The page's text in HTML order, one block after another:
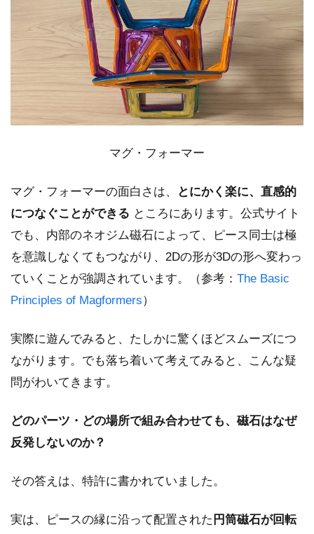
マグ・フォーマー
マグ・フォーマーの面白さは、
とにかく楽に、直感的
につなぐことができる ところにあります。公式サイト
でも、内部のネオジム磁石によって、ピース同士は極
を意識しなくてもつながり、2Dの形が3Dの形へ変わっ
ていくことが強調されています。（参考： The Basic
Principles of Magformers）
実際に遊んでみると、たしかに驚くほどスムーズにつ
ながります。でも落ち着いて考えてみると、こんな疑
問がわいてきます。
どのパーツ・どの場所で組み合わせても、磁石はなぜ
反発しないのか？
その答えは、特許に書かれていました。
実は、ピースの縁に沿って配置された 円筒磁石が回転